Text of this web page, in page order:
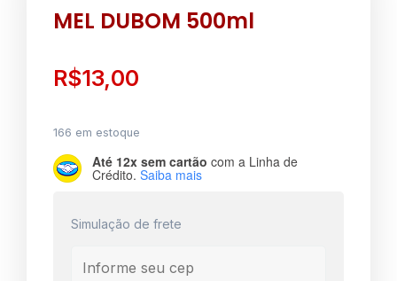
MEL DUBOM 500ml
R$13,00
166 em estoque
Até 12x sem cartão com a Linha de
Crédito. Saiba mais
Simulação de frete